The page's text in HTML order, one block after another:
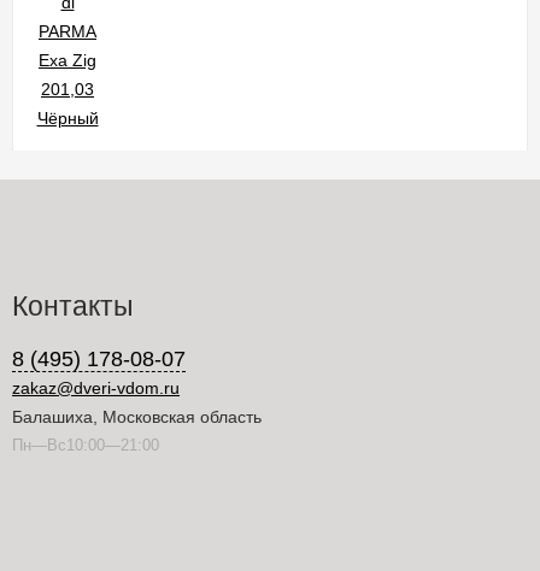
Контакты
8 (495) 178-08-07
zakaz@dveri-vdom.ru
Балашиха, Московская область
Пн—Вс10:00—21:00